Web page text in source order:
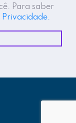
Para saber
Privacidade.